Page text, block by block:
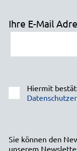
Ihre E-Mail
Hiermit
Sie können den
unserem